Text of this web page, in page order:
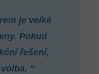
je velké
Pokud
řešení,
”